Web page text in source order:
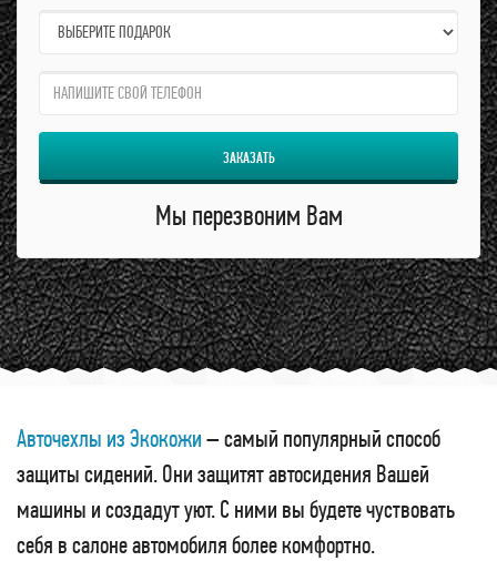
name:
qzw:
ЗАКАЗАТЬ
Мы перезвоним Вам
Авточехлы из Экокожи– самый популярный способ
защиты сидений. Они защитят автосидения Вашей
машины и создадут уют. С ними вы будете чуствовать
себя в салоне автомобиля более комфортно.